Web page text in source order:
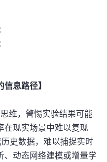
息路径】
维，警惕实验结果可能
在现实场景中难以复现
史数据，难以捕捉实时
、动态网络建模或增量学